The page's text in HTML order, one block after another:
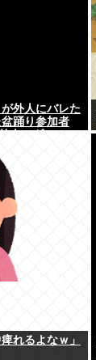
外人にバレた
踊り参加者
れるよなｗ」